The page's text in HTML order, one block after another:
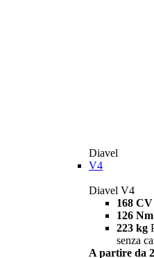
Diavel
V4
Diavel V4
168 CV
126 Nm
223 kg
senza
A partire da